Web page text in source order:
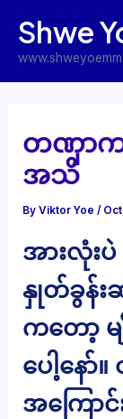
content
Shwe
တဏှာက
အသိ
ByViktor Yoe/
အားလုံးပဲ
နှုတ်ခွန်း
ကတော့ မ
ပေါ့နေ
အကြော